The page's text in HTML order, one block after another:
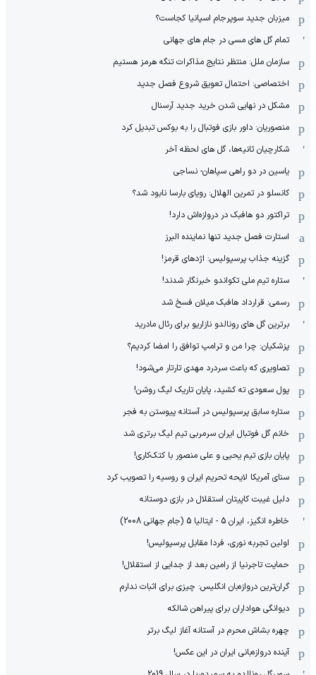
میزبان جدید سوپرجام اسپانیا کجاست؟
تمام گل های مسی در جام های جهانی
سازمان ملل: منتظر نتایج مذاکرات تنگه هرمز هستیم
اختصاصی: احتمال تعویق شروع فصل جدید
مشکل در نهایی شدن خرید جدید آرسنال
منصوریان: داور بازی فوتبال را به بوکس تبدیل کرد
شکارچیان ثانیه‌ها، گل های لحظه آخر
یاسین در دو راهی سپاهان- نساجی
کانسلو در تمرین الهلال: رویای بارسا نابود شد؟
تراکتور دو هافبک در دروازه‌اش دارد!
استارت فصل جدید تنها نماینده البرز
گزینه جذاب پرسپولیس: اژدهای قرمز!
ستاره تیم ملی تکواندو خبرنگار شدند!
رسمی: قرارداد هافبک میلان فسخ شد
برترین گل های رونالدو نازاریو برای رئال مادرید
پزشکیان: چرا من و ترامپ توافق را امضا کردیم؟
تصاویری که باعث سردرد مهدی تارتار می‌شود!
پول سعودی ته کشید، پایان تاریک لیگ روشن!
ستاره سابق پرسپولیس در آستانه پیوستن به فجر
خانم گل فوتبال ایران سرمربی تیم لیگ برتری شد
پایان بازی تیم یحیی و علی منصور با کتک‌کاری!
سنای آمریکا لایحه تحریم ایران و روسیه را تصویب کرد
دلیل غیبت کاپیتان استقلال در بازی دوستانه
خاطره انگیز، ایران 5 - ایتالیا 5 (جام جهانی 2008)
اولین تجربه نوری، فردا مقابل پرسپولیس!
حمایت تاجرنیا از رامین بعد از جدایی از استقلال!
گران‌ترین دروازه‌بان انگلیس: چیزی برای اثبات ندارم
دیوانگی هواداران برای پیراهن شالکه
چهره بشاش محرم در آستانه آغاز لیگ برتر
آینده دروازه‌بانی ایران در این عکس!